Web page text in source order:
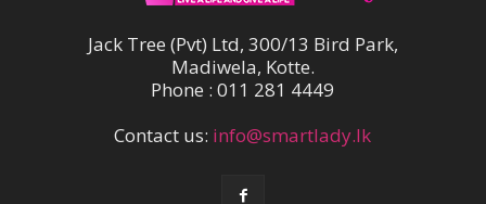
Jack Tree (Pvt) Ltd, 300/13 Bird Park,
Madiwela, Kotte.
Phone : 011 281 4449
Contact us: info@smartlady.lk